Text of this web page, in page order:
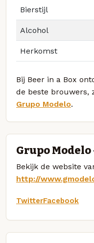
Bierstijl
Alcohol
Herkomst
Bij Beer in a Box
de beste brouwers,
Grupo Modelo.
Grupo Modelo
Bekijk de website
http://
TwitterFacebook